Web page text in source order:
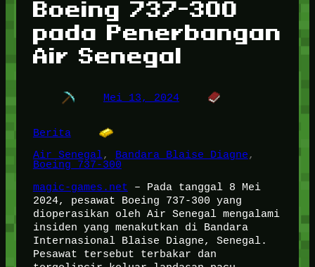
Boeing 737-300
pada Penerbangan
Air Senegal
Mei 13, 2024
Berita
Air Senegal, Bandara Blaise Diagne
Boeing 737-300
magic-games.net – Pada tanggal 8 Mei
2024, pesawat Boeing 737-300 yang
dioperasikan oleh Air Senegal mengalami
insiden yang menakutkan di Bandara
Internasional Blaise Diagne, Senegal.
Pesawat tersebut terbakar dan